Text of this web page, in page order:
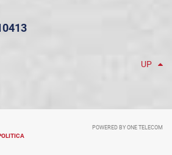
UP
POWERED BY ONE TELECOM